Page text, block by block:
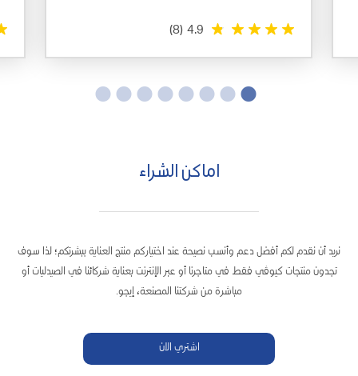
4.9
(8)
اماكن الشراء
نريد أن نقدم لكم أفضل دعم وأنسب نصيحة عند اختياركم منتج العناية ببشرتكم؛ لذا سوف
تجدون منتجات كيوڤي فقط في متاجرنا أو عبر الإنترنت بعناية شركائنا في الصيدليات أو
مباشرة من شركتنا المصنعة، إيجو.
اشتري الان